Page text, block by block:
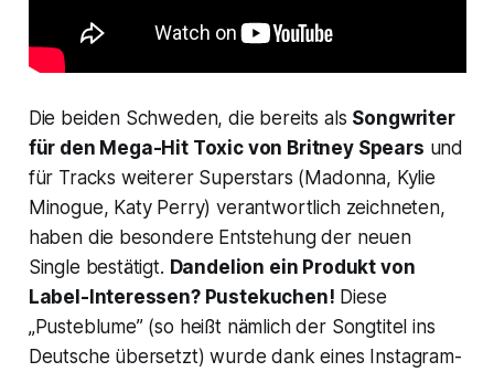
Die beiden Schweden, die bereits als Songwriter
für den Mega-Hit Toxicvon Britney Spears und
für Tracks weiterer Superstars (Madonna, Kylie
Minogue, Katy Perry) verantwortlich zeichneten,
haben die besondere Entstehung der neuen
Single bestätigt. Dandelion ein Produkt von
Label-Interessen? Pustekuchen! Diese
„Pusteblume” (so heißt nämlich der Songtitel ins
Deutsche übersetzt) wurde dank eines Instagram-